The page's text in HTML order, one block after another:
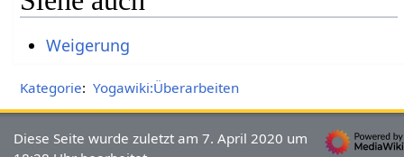
Weigerung
Kategorie: Yogawiki:Überarbeiten
Diese Seite wurde zuletzt am 7. April 2020 um